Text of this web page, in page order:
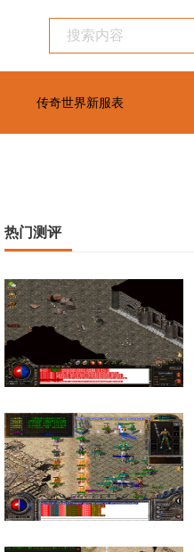
传奇世界新服表
热门测评